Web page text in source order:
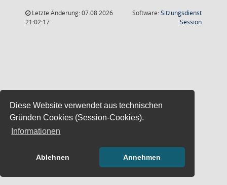
Diese Website verwendet aus technischen
Gründen Cookies (Session-Cookies).
Informationen
Ablehnen Annehmen
Letzte Änderung: 07.08.2026
21:02:17
Software:Sitzungsdienst
Session(Wird in